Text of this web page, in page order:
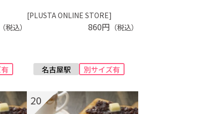
（税込）
[PLUSTA ONLINE STORE]
860円 （税込）
20